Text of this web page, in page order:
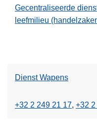
Gecentraliseerde
leefmilieu
Dienst Wapens
+32 2 249 21 17 +32